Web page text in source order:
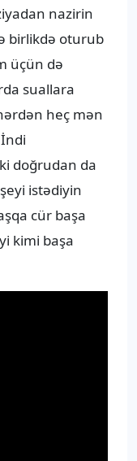
nazirin
birlikdə oturub
üçün də
suallara
heç mən
doğrudan da
istədiyin
cür başa
kimi başa